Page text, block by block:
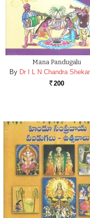
Mana Pandugalu
By Dr I L N Chandra
Rs. 200